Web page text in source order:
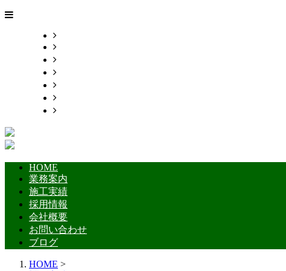
HOME
業務案内
施工実績
採用情報
会社概要
お問い合わせ
ブログ
HOME >